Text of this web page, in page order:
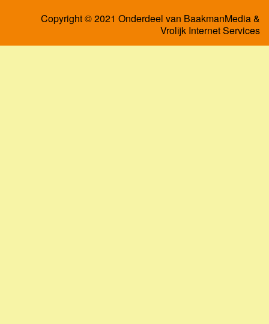
Copyright © 2021 Onderdeel van BaakmanMedia&
Vrolijk Internet Services